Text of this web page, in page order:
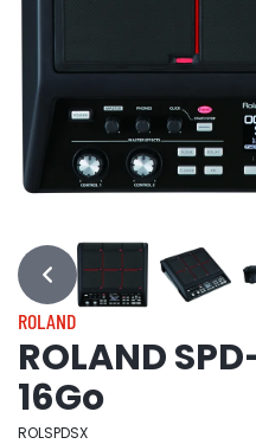
…
ROLAND
ROLAND
16Go
ROLSPDSX